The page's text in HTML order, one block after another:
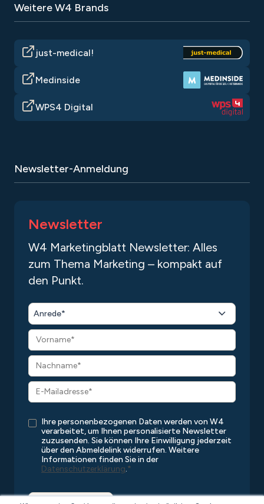
Weitere W4 Brands
just-medical!
Medinside
WPS4 Digital
Newsletter-Anmeldung
Newsletter
W4 Marketingblatt Newsletter: Alles
zum Thema Marketing – kompakt auf
den Punkt.
Anrede*
Ihre personenbezogenen Daten werden von W4
verarbeitet, um Ihnen personalisierte Newsletter
zuzusenden. Sie können Ihre Einwilligung jederzeit
über den Abmeldelink widerrufen. Weitere
Informationen finden Sie in der
Datenschutzerklärung.*